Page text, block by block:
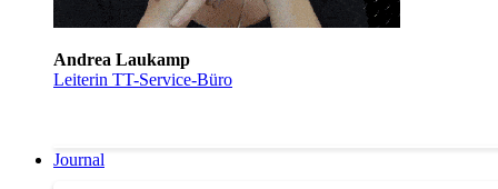
Andrea Laukamp
Leiterin TT-Service-Büro
Journal